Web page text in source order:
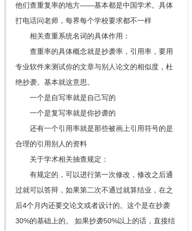
他们查重复率的地方——基本都是中国学术。具体
打电话问老师，每界每个学校要求都不一样
相关查重系统名词的具体作用：
查重率的具体概念就是抄袭率，引用率，要用
专业软件来测试你的文章与别人论文的相似度，杜
绝抄袭。基本就这意思。
一个是自写率就是自己写的
一个是复写率就是你抄袭的
还有一个引用率就是那些被画上引用符号的是
合理的引用别人的资料
关于学术相关抽查规定：
有规定的，可以进行第一次修改，修改之后通
过就可以答辩，如果第二次不通过就算结业，在之
后4个月内还要交论文或者设计的。这个是在抄袭
30%的基础上的。 如果抄袭50%以上的话，直接结